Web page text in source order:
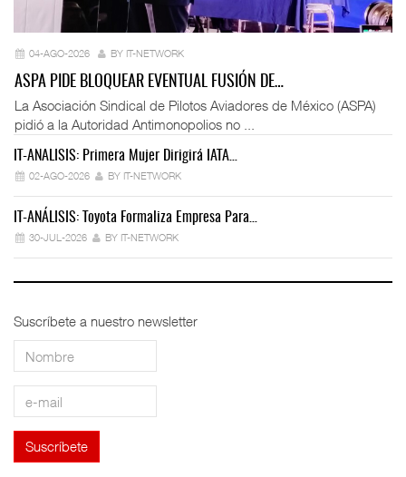
04-AGO-2026 BY IT-NETWORK
ASPA PIDE BLOQUEAR EVENTUAL FUSIÓN DE…
La Asociación Sindical de Pilotos Aviadores de México (ASPA)
pidió a la Autoridad Antimonopolios no ...
IT-ANÁLISIS: Primera Mujer Dirigirá IATA…
02-AGO-2026 BY IT-NETWORK
IT-ANÁLISIS: Toyota Formaliza Empresa Para…
30-JUL-2026 BY IT-NETWORK
Suscríbete a nuestro newsletter